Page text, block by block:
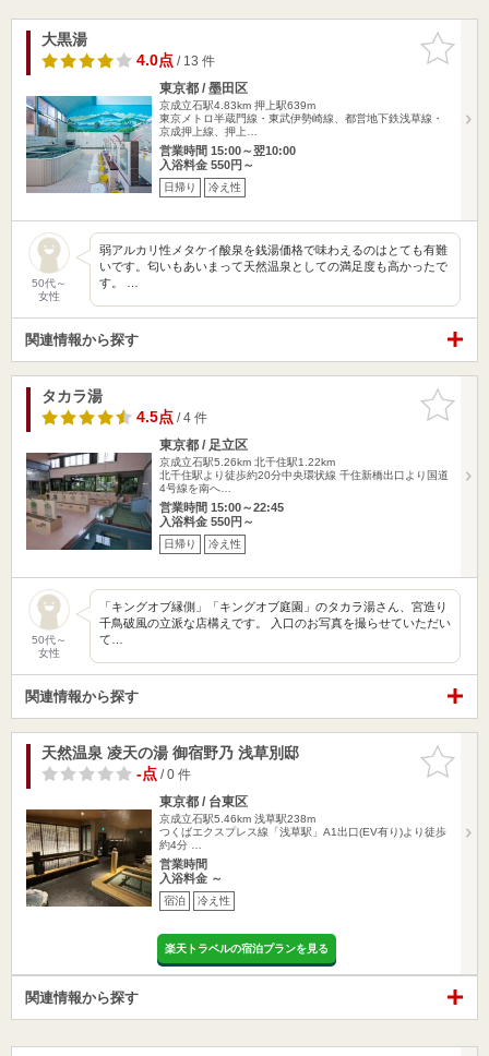
お気に入
りに追加
大黒湯
4.0点/ 13 件
東京都 / 墨田区
京成立石駅4.83km 押上駅639m
東京メトロ半蔵門線・東武伊勢崎線、都営地下鉄浅草線・
京成押上線、押上…
営業時間 15:00～翌10:00
入浴料金 550円～
日帰り 冷え性
50代～
女性
弱アルカリ性メタケイ酸泉を銭湯価格で味わえるのはとても有難
いです。匂いもあいまって天然温泉としての満足度も高かったで
す。 …
関連情報から探す
お気に入
りに追加
タカラ湯
4.5点/ 4 件
東京都 / 足立区
京成立石駅5.26km 北千住駅1.22km
北千住駅より徒歩約20分中央環状線 千住新橋出口より国道
4号線を南へ…
営業時間 15:00～22:45
入浴料金 550円～
日帰り 冷え性
50代～
女性
「キングオブ縁側」「キングオブ庭園」のタカラ湯さん、宮造り
千鳥破風の立派な店構えです。 入口のお写真を撮らせていただい
て…
関連情報から探す
お気に入
りに追加
天然温泉 凌天の湯 御宿野乃 浅草別邸
-点/ 0 件
東京都 / 台東区
京成立石駅5.46km 浅草駅238m
つくばエクスプレス線「浅草駅」A1出口(EV有り)より徒歩
約4分 …
営業時間
入浴料金 ～
宿泊 冷え性
楽天トラベルの宿泊プランを見る
関連情報から探す